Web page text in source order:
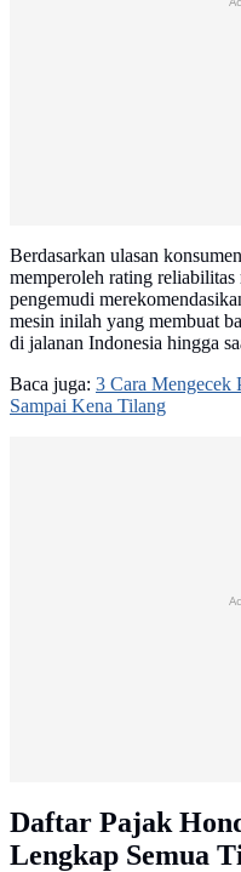
Berdasarkan ulasan
memperoleh rating reliabilitas
pengemudi
mesin inilah yang membuat
di jalanan Indonesia hingga
Baca juga: 3 Cara Mengecek
Sampai Kena Tilang
Daftar Pajak
Lengkap Semua